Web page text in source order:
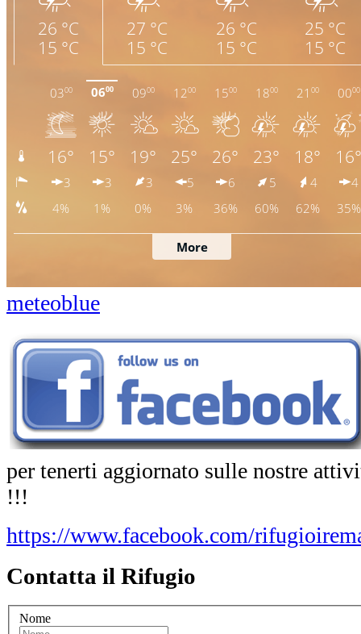
meteoblue
per tenerti aggiornato sulle nostre
!!!
https://www.facebook.com/
Contatta il Rifugio
Nome